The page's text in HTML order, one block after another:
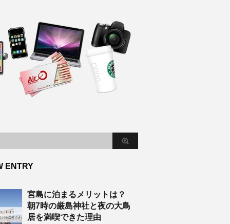
ENTRY
宮島に泊まるメリットは？
朝7時の厳島神社と夜の大鳥
居を満喫できた理由